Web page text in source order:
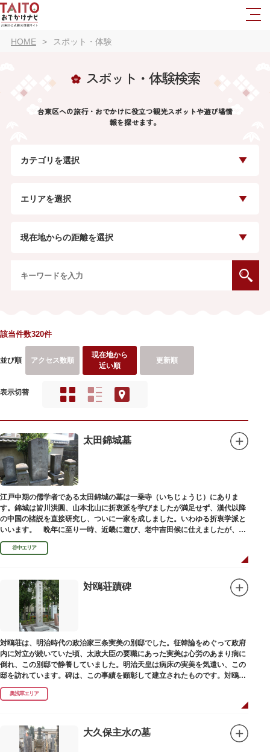
HOME スポット・体験
スポット・体験検索
台東区への旅行・おでかけに役立つ観光スポットや遊び場情
報を探せます。
カテゴリを選択
エリアを選択
現在地からの距離を選択
該当件数320件
並び順 アクセス数順
現在地から
近い順
更新順
表示切替
太田錦城墓
江戸中期の儒学者である太田錦城の墓は一乗寺（いちじょうじ）にありま
す。錦城は皆川洪圓、山本北山に折衷派を学びましたが満足せず、漢代以降
の中国の諸説を直接研究し、ついに一家を成しました。いわゆる折衷学派と
いいます。 晩年に至り一時、近畿に遊び、老中吉田候に仕えましたが、前
田家に賓使としてまぬかれ、三百石を給せられました。
谷中エリア
対鴎荘蹟碑
対鴎荘は、明治時代の政治家三条実美の別邸でした。征韓論をめぐって政府
内に対立が続いていた頃、太政大臣の要職にあった実美は心労のあまり病に
倒れ、この別邸で静養していました。明治天皇は病床の実美を気遣い、この
邸を訪れています。碑は、この事績を顕彰して建立されたものです。対鴎荘
は、多摩市連光寺に移築されました。
奥浅草エリア
大久保主水の墓